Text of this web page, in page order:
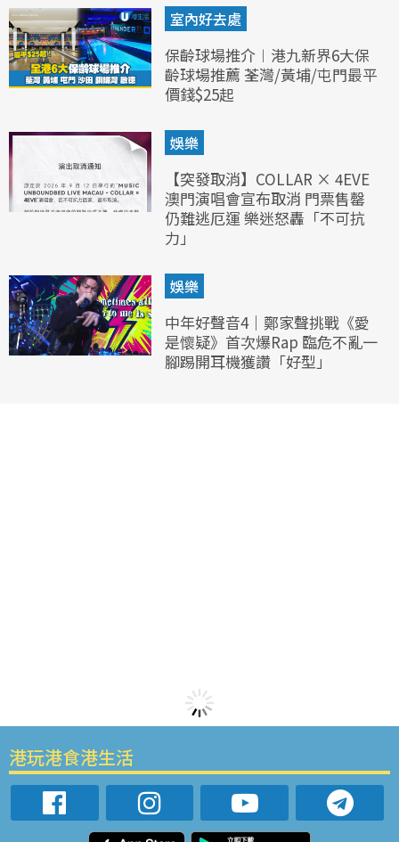
室內好去處
保齡球場推介︱港九新界6大保
齡球場推薦 荃灣/黃埔/屯門最平
價錢$25起
娛樂
【突發取消】COLLAR × 4EVE
澳門演唱會宣布取消 門票售罄
仍難逃厄運 樂迷怒轟「不可抗
力」
娛樂
中年好聲音4｜鄭家聲挑戰《愛
是懷疑》首次爆Rap 臨危不亂一
腳踢開耳機獲讚「好型」
港玩港食港生活